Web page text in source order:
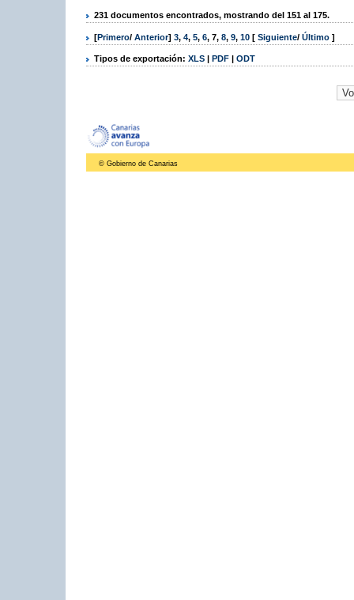
231 documentos encontrados, mostrando del 151 al 175.
[Primero/ Anterior] 3, 4, 5, 6, 7, 8, 9, 10 [ Siguiente/ Último ]
Tipos de exportación: XLS | PDF | ODT
© Gobierno de Canarias